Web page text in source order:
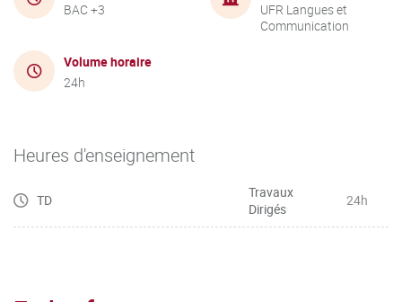
BAC +3
UFR Langues et
Communication
Volume horaire
24h
Heures d'enseignement
TD
Travaux
Dirigés
24h